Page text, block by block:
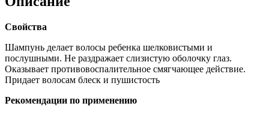
Свойства
Шампунь делает волосы ребенка шелковистыми и
послушными. Не раздражает слизистую оболочку глаз.
Оказывает противовоспалительное смягчающее действие.
Придает волосам блеск и пушистость
Рекомендации по применению